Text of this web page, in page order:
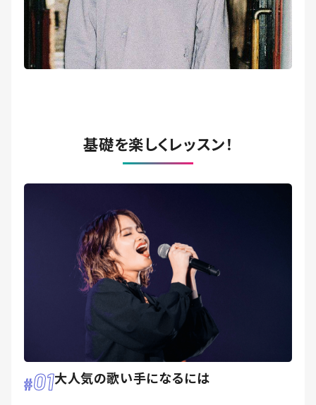
基礎を楽しくレッスン！
01大人気の歌い手になるには